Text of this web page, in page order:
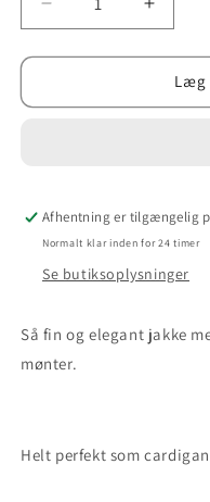
Reducer
antallet
for
med
Øg
antallet
for
Jakke
med
Læg
Afhentning er tilgængelig
Normalt klar inden for 24 timer
Se butiksoplysninger
Så fin og elegant jakke
mønter.
Helt perfekt som